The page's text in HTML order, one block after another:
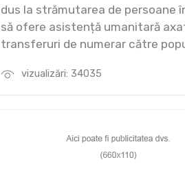
vizualizări: 34035
dus la strămutarea de persoane
să ofere asistență umanitară
transferuri de numerar către